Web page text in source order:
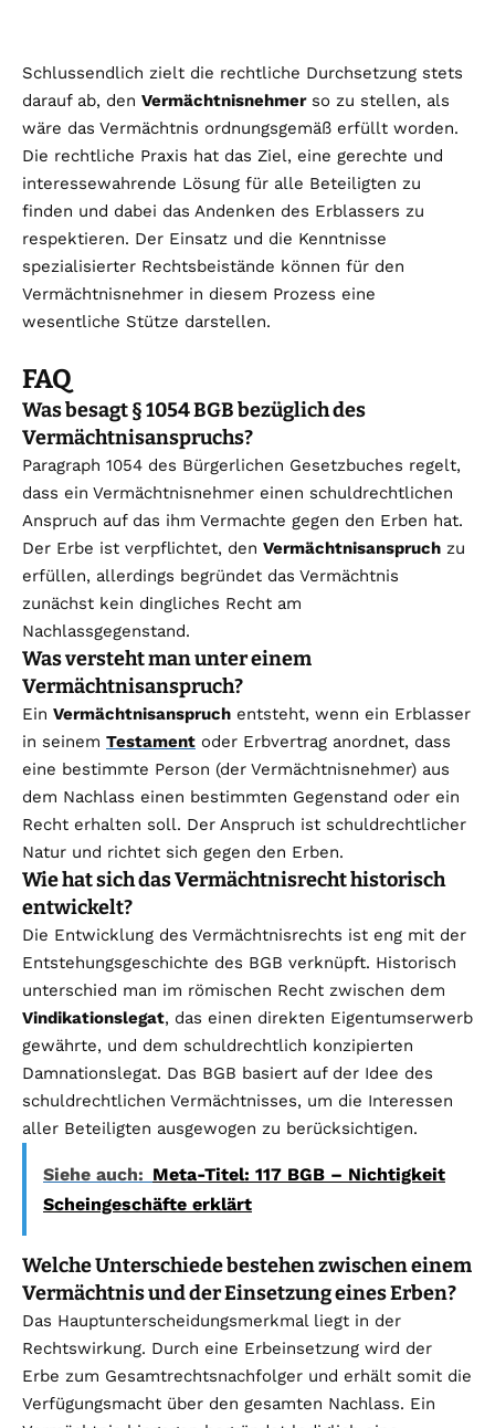
Schlussendlich zielt die rechtliche Durchsetzung stets
darauf ab, den Vermächtnisnehmerso zu stellen, als
wäre das Vermächtnis ordnungsgemäß erfüllt worden.
Die rechtliche Praxis hat das Ziel, eine gerechte und
interessewahrende Lösung für alle Beteiligten zu
finden und dabei das Andenken des Erblassers zu
respektieren. Der Einsatz und die Kenntnisse
spezialisierter Rechtsbeistände können für den
Vermächtnisnehmer in diesem Prozess eine
wesentliche Stütze darstellen.
FAQ
Was besagt § 1054 BGB bezüglich des
Vermächtnisanspruchs?
Paragraph 1054 des Bürgerlichen Gesetzbuches regelt,
dass ein Vermächtnisnehmer einen schuldrechtlichen
Anspruch auf das ihm Vermachte gegen den Erben hat.
Der Erbe ist verpflichtet, den Vermächtnisanspruch zu
erfüllen, allerdings begründet das Vermächtnis
zunächst kein dingliches Recht am
Nachlassgegenstand.
Was versteht man unter einem
Vermächtnisanspruch?
Ein Vermächtnisanspruch entsteht, wenn ein Erblasser
in seinem Testament oder Erbvertrag anordnet, dass
eine bestimmte Person (der Vermächtnisnehmer) aus
dem Nachlass einen bestimmten Gegenstand oder ein
Recht erhalten soll. Der Anspruch ist schuldrechtlicher
Natur und richtet sich gegen den Erben.
Wie hat sich das Vermächtnisrecht historisch
entwickelt?
Die Entwicklung des Vermächtnisrechts ist eng mit der
Entstehungsgeschichte des BGB verknüpft. Historisch
unterschied man im römischen Recht zwischen dem
Vindikationslegat, das einen direkten Eigentumserwerb
gewährte, und dem schuldrechtlich konzipierten
Damnationslegat. Das BGB basiert auf der Idee des
schuldrechtlichen Vermächtnisses, um die Interessen
aller Beteiligten ausgewogen zu berücksichtigen.
Siehe auch: Meta-Titel: 117 BGB – Nichtigkeit
Scheingeschäfte erklärt
Welche Unterschiede bestehen zwischen einem
Vermächtnis und der Einsetzung eines Erben?
Das Hauptunterscheidungsmerkmal liegt in der
Rechtswirkung. Durch eine Erbeinsetzung wird der
Erbe zum Gesamtrechtsnachfolger und erhält somit die
Verfügungsmacht über den gesamten Nachlass. Ein